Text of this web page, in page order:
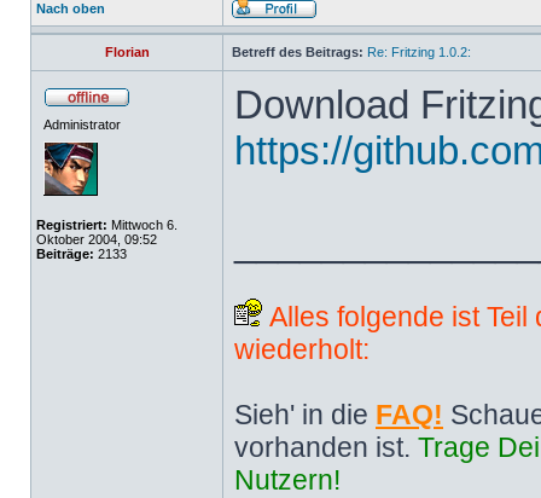
Nach oben
Florian Betreff des Beitrags: Re: Fritzing 1.0.2:
Administrator
Registriert: Mittwoch 6.
Oktober 2004, 09:52
Beiträge: 2133
Download
https://
Alles folgende ist
wiederholt:
Sieh' in die FAQ!
vorhanden ist. Trage
Nutzern!